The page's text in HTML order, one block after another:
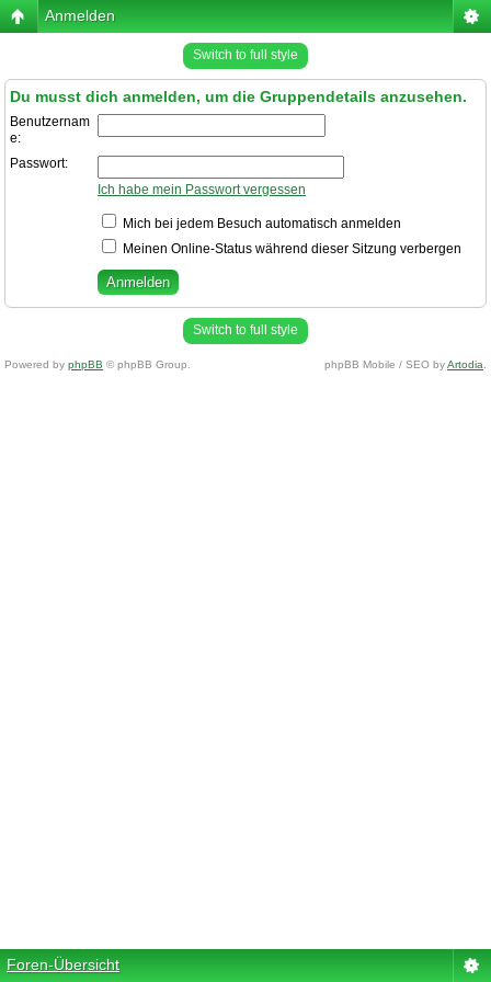
Anmelden
Switch to full style
Du musst dich anmelden, um die Gruppendetails anzusehen.
Benutzernam
e:
Passwort:
Ich habe mein Passwort vergessen
Mich bei jedem Besuch automatisch anmelden
Meinen Online-Status während dieser Sitzung verbergen
Switch to full style
Powered by phpBB © phpBB Group. phpBB Mobile / SEO byArtodia
Foren-Übersicht